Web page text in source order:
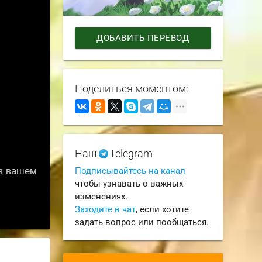
ДОБАВИТЬ ПЕРЕВОД
Поделиться моментом:
Наш Telegram
Подписывайтесь на канал
чтобы узнавать о важных
изменениях.
Заходите в чат, если хотите
задать вопрос или пообщаться.